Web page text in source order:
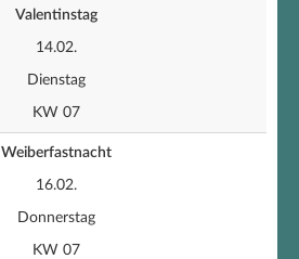
Valentinstag
14.02.
Dienstag
KW 07
Weiberfastnacht
16.02.
Donnerstag
KW 07